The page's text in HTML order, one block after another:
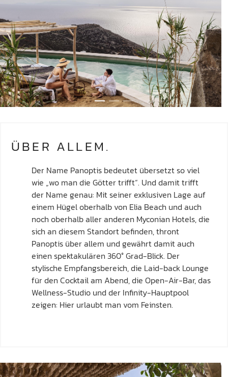
ÜBER ALLEM.
Der Name Panoptis bedeutet übersetzt so viel
wie „wo man die Götter trifft“. Und damit trifft
der Name genau: Mit seiner exklusiven Lage auf
einem Hügel oberhalb von Elia Beach und auch
noch oberhalb aller anderen Myconian Hotels, die
sich an diesem Standort befinden, thront
Panoptis über allem und gewährt damit auch
einen spektakulären 360° Grad-Blick. Der
stylische Empfangsbereich, die Laid-back Lounge
für den Cocktail am Abend, die Open-Air-Bar, das
Wellness-Studio und der Infinity-Hauptpool
zeigen: Hier urlaubt man vom Feinsten.